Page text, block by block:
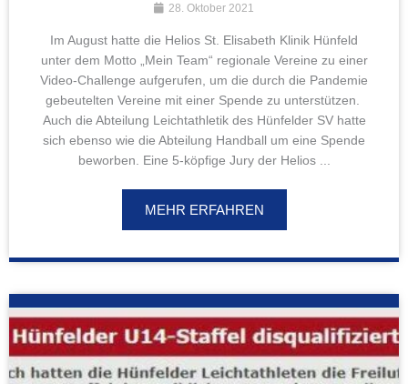
28. Oktober 2021
Im August hatte die Helios St. Elisabeth Klinik Hünfeld
unter dem Motto „Mein Team“ regionale Vereine zu einer
Video-Challenge aufgerufen, um die durch die Pandemie
gebeutelten Vereine mit einer Spende zu unterstützen.
Auch die Abteilung Leichtathletik des Hünfelder SV hatte
sich ebenso wie die Abteilung Handball um eine Spende
beworben. Eine 5-köpfige Jury der Helios ...
MEHR ERFAHREN